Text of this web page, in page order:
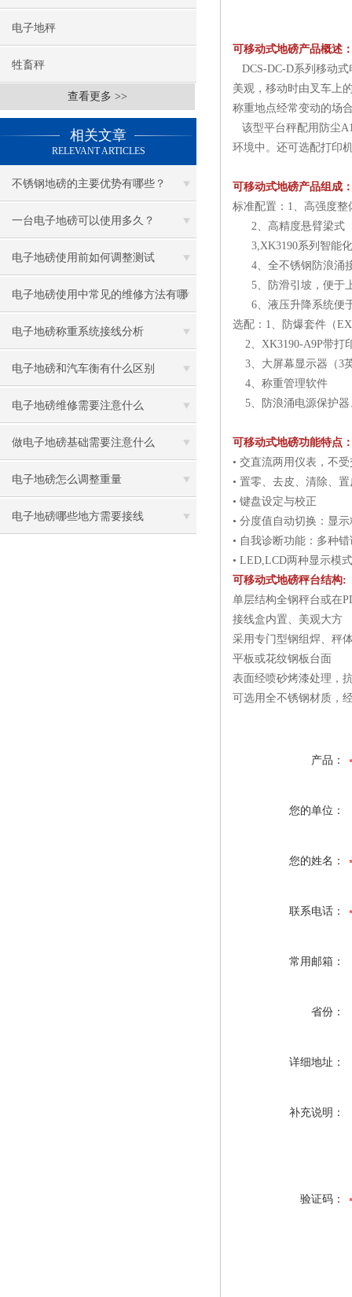
电子地秤
牲畜秤
查看更多 >>
相关文章
RELEVANT ARTICLES
不锈钢地磅的主要优势有哪些？
一台电子地磅可以使用多久？
电子地磅使用前如何调整测试
电子地磅使用中常见的维修方法有哪
些
电子地磅称重系统接线分析
电子地磅和汽车衡有什么区别
电子地磅维修需要注意什么
做电子地磅基础需要注意什么
电子地磅怎么调整重量
电子地磅哪些地方需要接线
可移动式地磅产品概述
DCS-DC-D系列移动
美观，移动时由叉车上
称重地点经常变动的场
该型平台秤配用防尘
环境中。还可选配打印
可移动式地磅产品组成
标准配置：1、高强度
2、高精度悬臂梁式
3,XK3190系列智能
4、全不锈钢防浪
5、防滑引坡，便于
6、液压升降系统便
选配：1、防爆套件（
2、XK3190-A9P带打
3、大屏幕显示器（3
4、称重管理软件
5、防浪涌电源保护器
可移动式地磅功能特点
• 交直流两用仪表，不
• 置零、去皮、清除、
• 键盘设定与校正
• 分度值自动切换：显
• 自我诊断功能：多种
• LED,LCD两种显示模
可移动式地磅秤台结构:
单层结构全钢秤台或在
接线盒内置、美观大方
采用专门型钢组焊、秤
平板或花纹钢板台面
表面经喷砂烤漆处理，
可选用全不锈钢材质，
产品：
您的单位：
您的姓名：
联系电话：
常用邮箱：
省份：
详细地址：
补充说明：
验证码：